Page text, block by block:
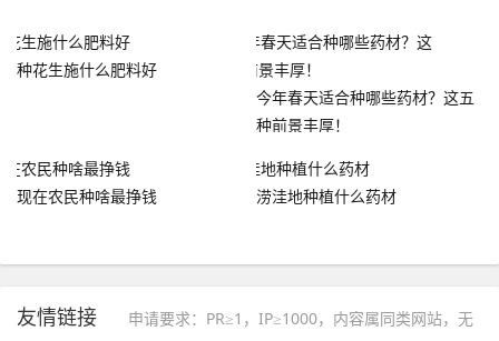
种花生施什么肥料好
今年春天适合种哪些药材？这五
种前景丰厚！
现在农民种啥最挣钱 涝洼地种植什么药材
友情链接
申请要求：PR≥1，IP≥1000，内容属同类网站，无